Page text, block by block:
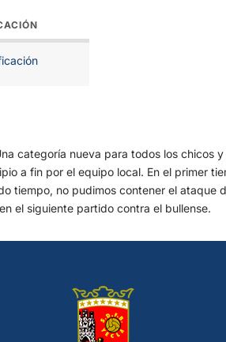
categoría nueva para todos los chicos
a fin por el equipo local. En el primer
tiempo, no pudimos contener el ataque
el siguiente partido contra el bullense.